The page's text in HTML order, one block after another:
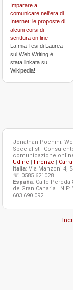
Imparare a
comunicare nell'era di
Internet: le proposte di
alcuni corsi di
scrittura on line
La mia Tesi di Laurea
sul Web Writing è
stata linkata su
Wikipedia!
Jonathan Pochini:
Specialist ·
comunicazione
Udine | Firenze |
Italia: Via Manzoni 4,
☏ 0585 621028
España: Calle Pereda
de Gran Canaria |
603 690 092